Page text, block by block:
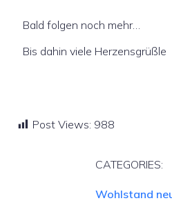
Bald folgen noch mehr…
Bis dahin viele Herzensgrüßle
Post Views: 988
CATEGORIES:
Wohlstand